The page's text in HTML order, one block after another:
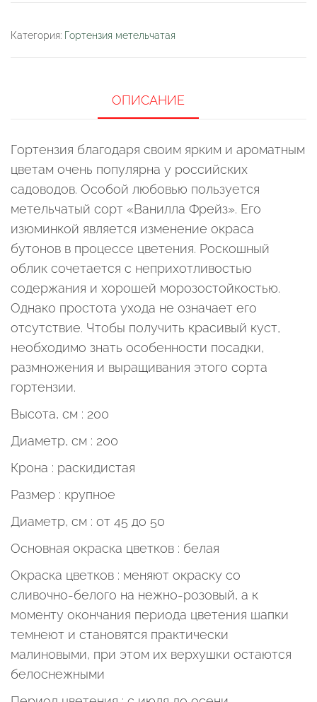
Категория: Гортензия метельчатая
ОПИСАНИЕ
Гортензия благодаря своим ярким и ароматным
цветам очень популярна у российских
садоводов. Особой любовью пользуется
метельчатый сорт «Ванилла Фрейз». Его
изюминкой является изменение окраса
бутонов в процессе цветения. Роскошный
облик сочетается с неприхотливостью
содержания и хорошей морозостойкостью.
Однако простота ухода не означает его
отсутствие. Чтобы получить красивый куст,
необходимо знать особенности посадки,
размножения и выращивания этого сорта
гортензии.
Высота, см : 200
Диаметр, см : 200
Крона : раскидистая
Размер : крупное
Диаметр, см : от 45 до 50
Основная окраска цветков : белая
Окраска цветков : меняют окраску со
сливочно-белого на нежно-розовый, а к
моменту окончания периода цветения шапки
темнеют и становятся практически
малиновыми, при этом их верхушки остаются
белоснежными